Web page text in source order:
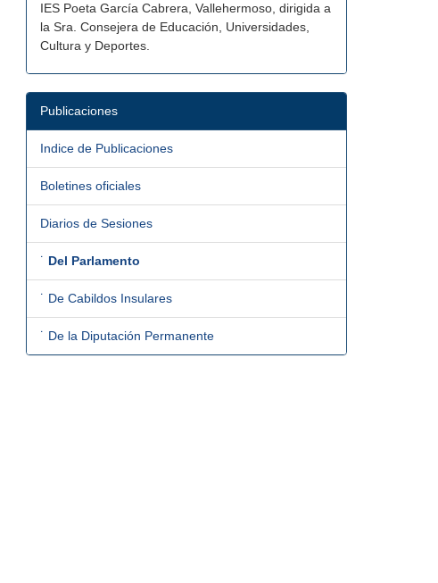
IES Poeta García Cabrera, Vallehermoso, dirigida a
la Sra. Consejera de Educación, Universidades,
Cultura y Deportes.
Publicaciones
Indice de Publicaciones
Boletines oficiales
Diarios de Sesiones
˙ Del Parlamento
˙ De Cabildos Insulares
˙ De la Diputación Permanente